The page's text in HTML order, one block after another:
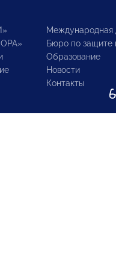
Международная
Бюро по защите
Образование
Новости
Контакты